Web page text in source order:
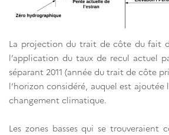
La projection du trait de côte du fait
l’application du taux de recul actuel
séparant 2011 (année du trait de côte
l’horizon considéré, auquel est
changement climatique.
Les zones basses qui se trouveraient